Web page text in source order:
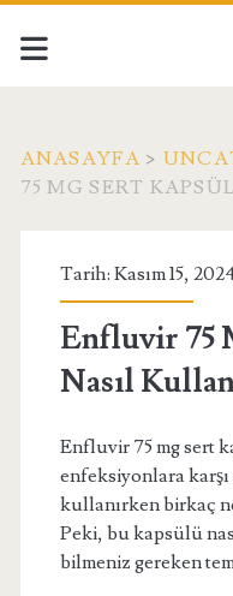
ANASAYFA >
75 MG SERT
Tarih: Kasım 15,
Enfluvir 75
Nasıl
Enfluvir 75 mg sert
enfeksiyonlara
kullanırken birkaç
Peki, bu kapsülü
bilmeniz gereken